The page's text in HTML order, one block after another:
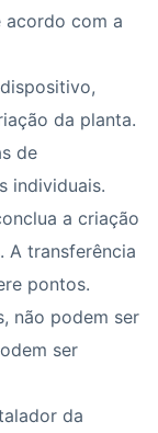
acordo com a
da planta.
de
individuais.
a criação
A transferência
pontos.
não podem ser
ser
da